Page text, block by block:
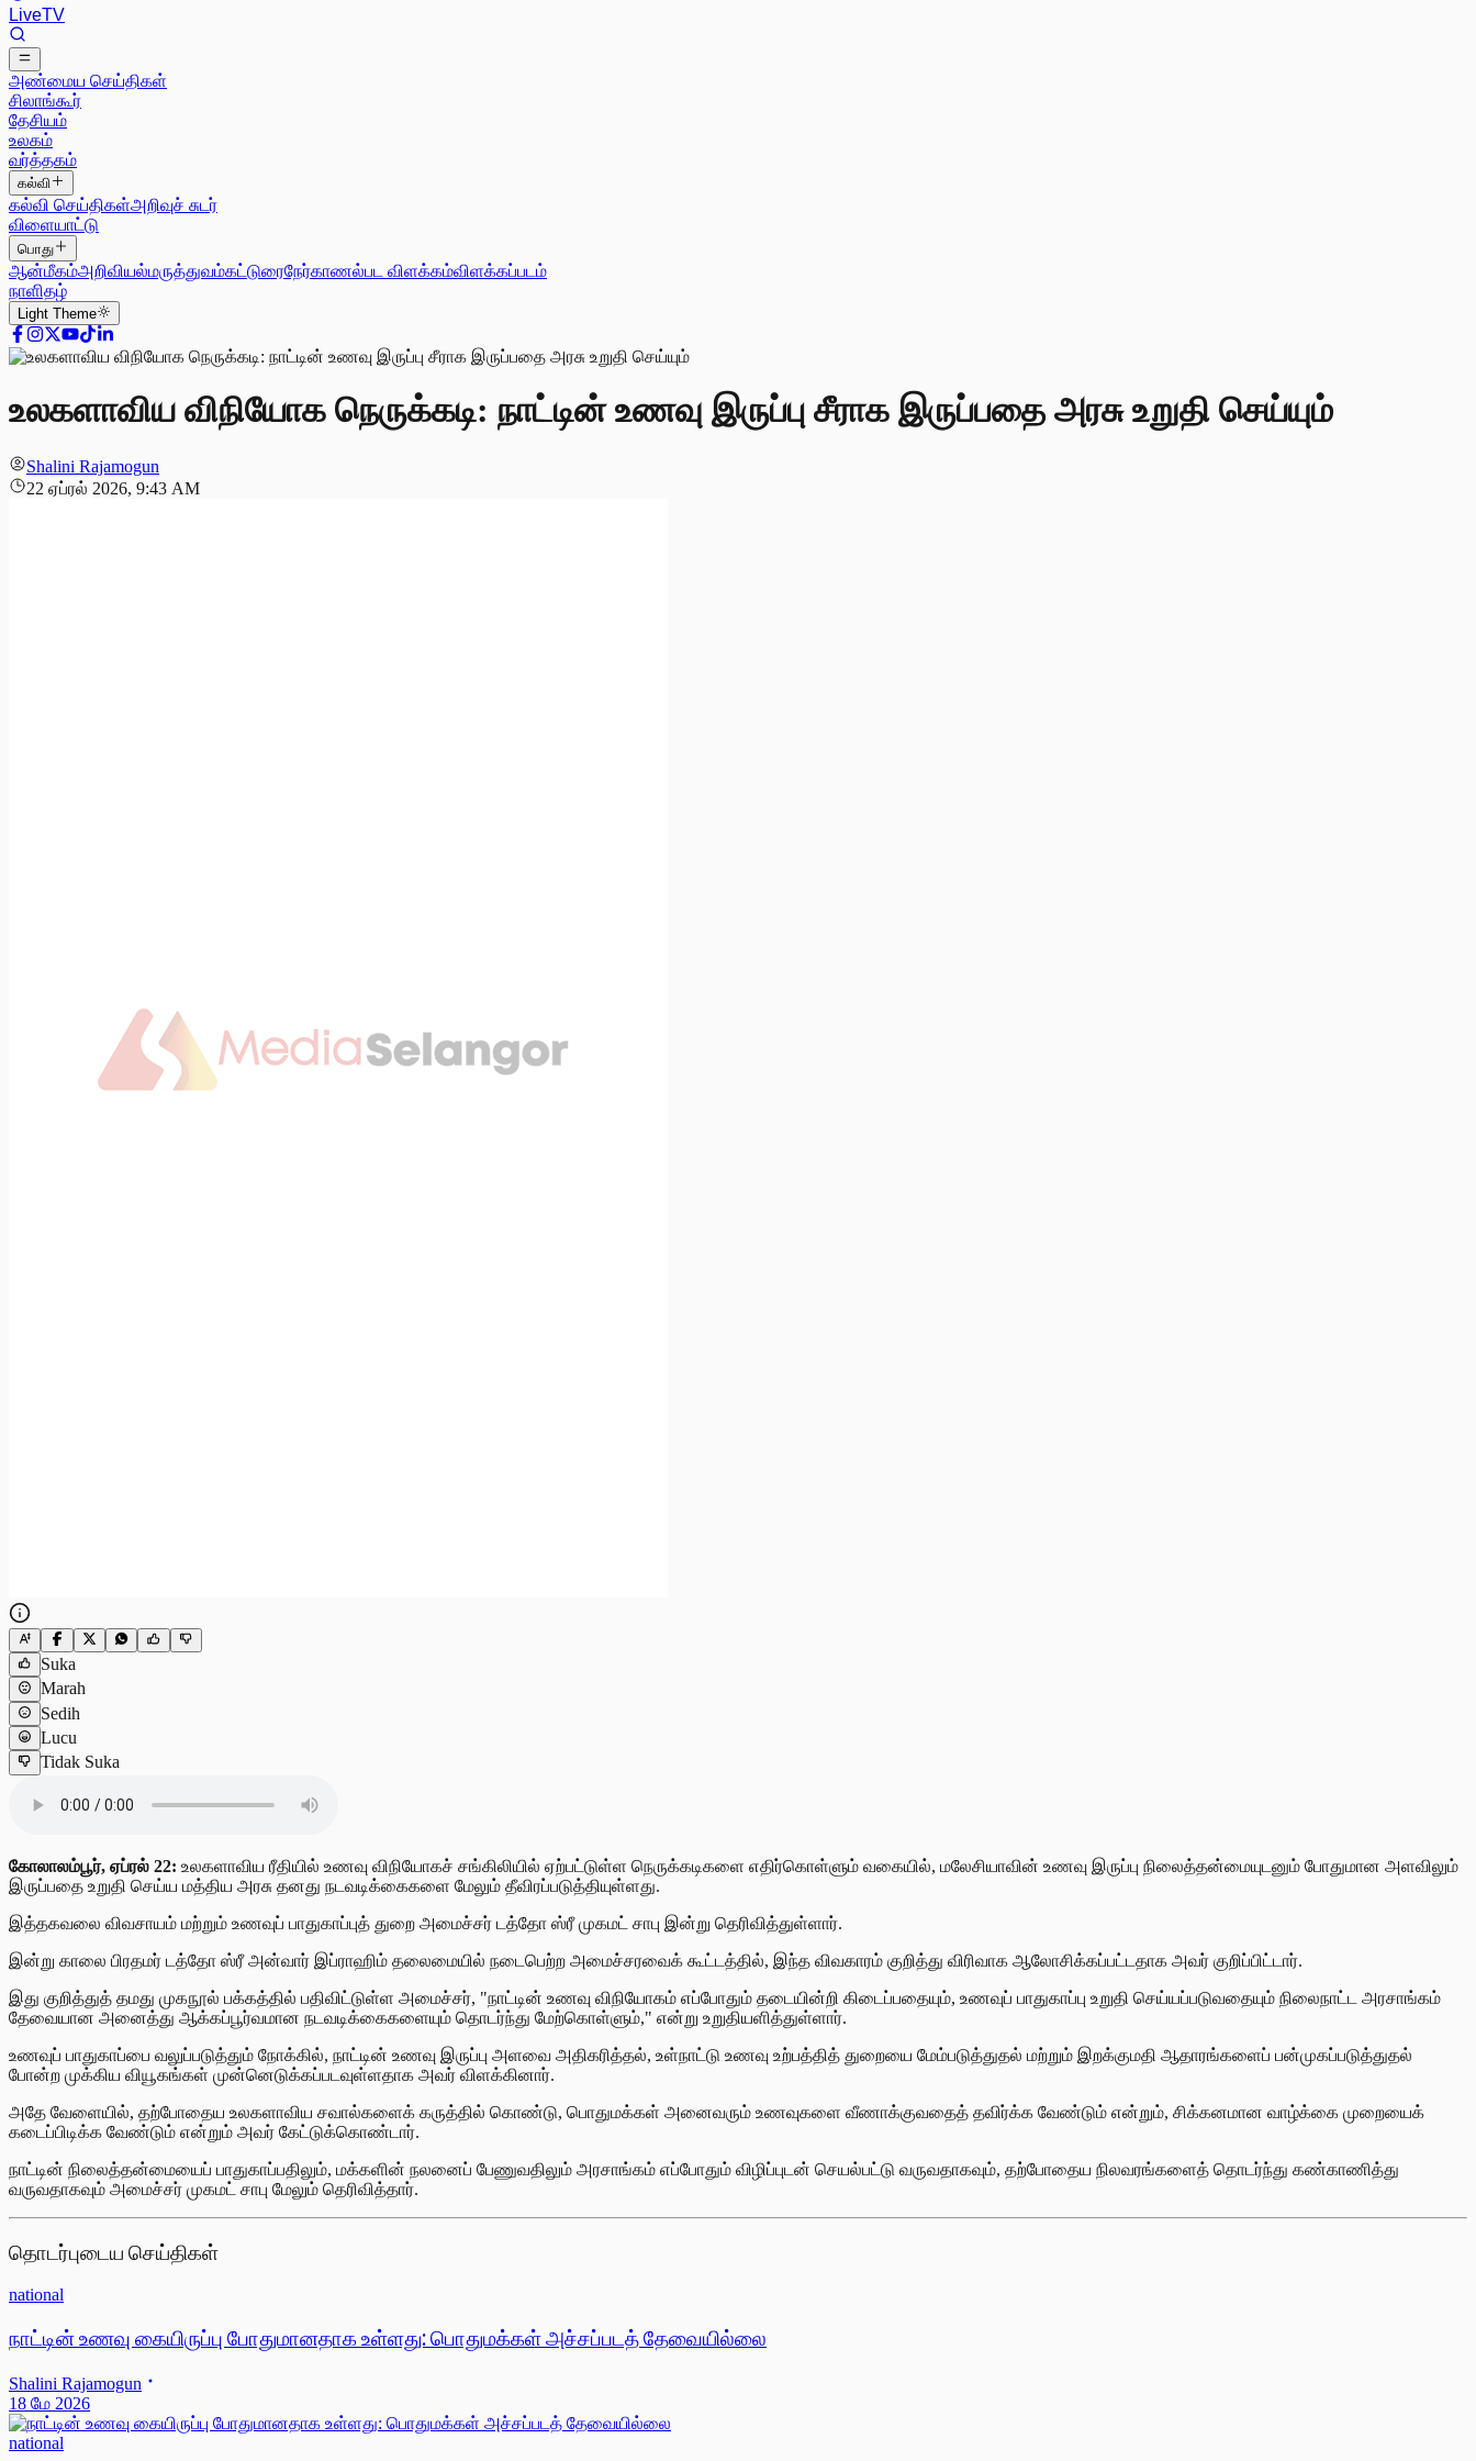
LiveTV
அண்மைய செய்திகள்
சிலாங்கூர்
தேசியம்
உலகம்
வர்த்தகம்
கல்வி
கல்வி செய்திகள்அறிவுச் சுடர்
விளையாட்டு
பொது
ஆன்மீகம்அறிவியல்மருத்துவம்கட்டுரைநேர்காணல்பட விளக்கம்விளக்கப்படம்
நாளிதழ்
Light Theme
உலகளாவிய விநியோக நெருக்கடி: நாட்டின் உணவு இருப்பு சீராக இருப்பதை அரசு உறுதி செய்யும்
Shalini Rajamogun
22 ஏப்ரல் 2026, 9:43 AM
Suka
Marah
Sedih
Lucu
Tidak Suka
கோலாலம்பூர், ஏப்ரல் 22: உலகளாவிய ரீதியில் உணவு விநியோகச் சங்கிலியில் ஏற்பட்டுள்ள நெருக்கடிகளை எதிர்கொள்ளும் வகையில், மலேசியாவின் உணவு இருப்பு நிலைத்தன்மையுடனும் போதுமான அளவிலும்
இருப்பதை உறுதி செய்ய மத்திய அரசு தனது நடவடிக்கைகளை மேலும் தீவிரப்படுத்தியுள்ளது.
இத்தகவலை விவசாயம் மற்றும் உணவுப் பாதுகாப்புத் துறை அமைச்சர் டத்தோ ஸ்ரீ முகமட் சாபு இன்று தெரிவித்துள்ளார்.
இன்று காலை பிரதமர் டத்தோ ஸ்ரீ அன்வார் இப்ராஹிம் தலைமையில் நடைபெற்ற அமைச்சரவைக் கூட்டத்தில், இந்த விவகாரம் குறித்து விரிவாக ஆலோசிக்கப்பட்டதாக அவர் குறிப்பிட்டார்.
இது குறித்துத் தமது முகநூல் பக்கத்தில் பதிவிட்டுள்ள அமைச்சர், "நாட்டின் உணவு விநியோகம் எப்போதும் தடையின்றி கிடைப்பதையும், உணவுப் பாதுகாப்பு உறுதி செய்யப்படுவதையும் நிலைநாட்ட அரசாங்கம்
தேவையான அனைத்து ஆக்கப்பூர்வமான நடவடிக்கைகளையும் தொடர்ந்து மேற்கொள்ளும்," என்று உறுதியளித்துள்ளார்.
உணவுப் பாதுகாப்பை வலுப்படுத்தும் நோக்கில், நாட்டின் உணவு இருப்பு அளவை அதிகரித்தல், உள்நாட்டு உணவு உற்பத்தித் துறையை மேம்படுத்துதல் மற்றும் இறக்குமதி ஆதாரங்களைப் பன்முகப்படுத்துதல்
போன்ற முக்கிய வியூகங்கள் முன்னெடுக்கப்படவுள்ளதாக அவர் விளக்கினார்.
அதே வேளையில், தற்போதைய உலகளாவிய சவால்களைக் கருத்தில் கொண்டு, பொதுமக்கள் அனைவரும் உணவுகளை வீணாக்குவதைத் தவிர்க்க வேண்டும் என்றும், சிக்கனமான வாழ்க்கை முறையைக்
கடைப்பிடிக்க வேண்டும் என்றும் அவர் கேட்டுக்கொண்டார்.
நாட்டின் நிலைத்தன்மையைப் பாதுகாப்பதிலும், மக்களின் நலனைப் பேணுவதிலும் அரசாங்கம் எப்போதும் விழிப்புடன் செயல்பட்டு வருவதாகவும், தற்போதைய நிலவரங்களைத் தொடர்ந்து கண்காணித்து
வருவதாகவும் அமைச்சர் முகமட் சாபு மேலும் தெரிவித்தார்.
தொடர்புடைய செய்திகள்
national
நாட்டின் உணவு கையிருப்பு போதுமானதாக உள்ளது: பொதுமக்கள் அச்சப்படத் தேவையில்லை
Shalini Rajamogun
18 மே 2026
national